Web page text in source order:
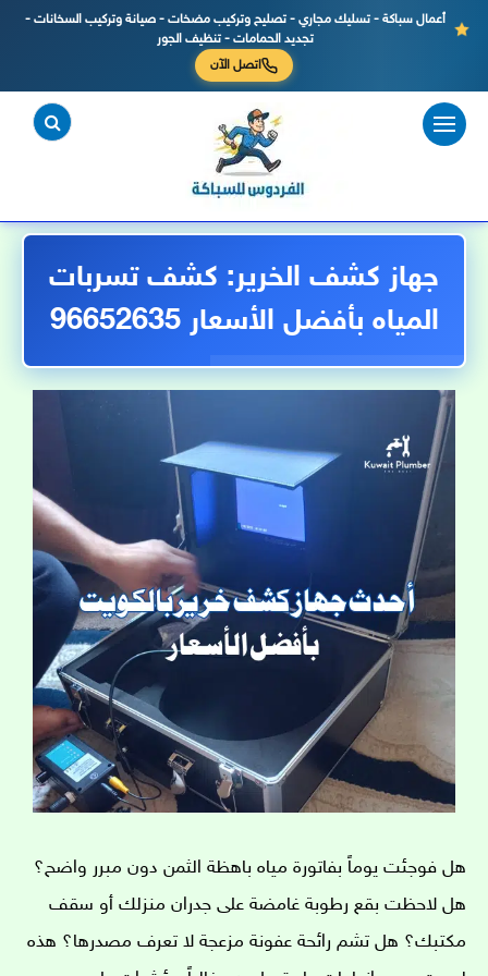
أعمال سباكة - تسليك مجاري - تصليح وتركيب مضخات - صيانة وتركيب السخانات -
تجديد الحمامات - تنظيف الجور
اتصل الآن
التجاوز
المحتوى
جهاز كشف الخرير: كشف تسربات
المياه بأفضل الأسعار 96652635
هل فوجئت يوماً بفاتورة مياه باهظة الثمن دون مبرر واضح؟
هل لاحظت بقع رطوبة غامضة على جدران منزلك أو سقف
مكتبك؟ هل تشم رائحة عفونة مزعجة لا تعرف مصدرها؟ هذه